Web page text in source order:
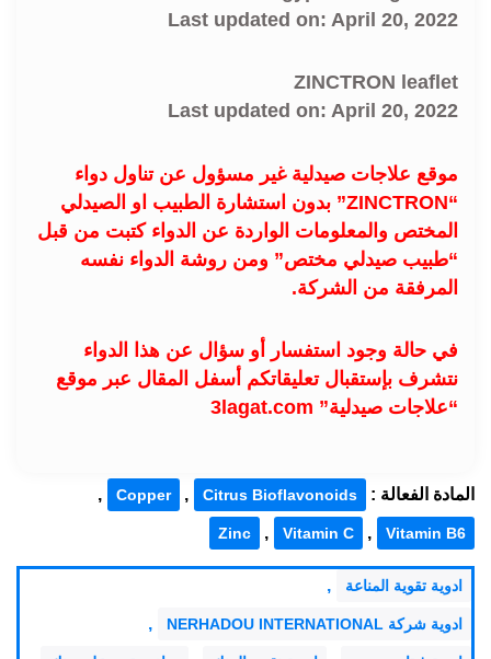
Last updated on: April 20, 2022
ZINCTRON leaflet
Last updated on: April 20, 2022
موقع علاجات صيدلية غير مسؤول عن تناول دواء
“ZINCTRON” بدون استشارة الطبيب او الصيدلي
المختص والمعلومات الواردة عن الدواء كتبت من قبل
“طبيب صيدلي مختص” ومن روشة الدواء نفسه
المرفقة من الشركة.
في حالة وجود استفسار أو سؤال عن هذا الدواء
نتشرف بإستقبال تعليقاتكم أسفل المقال عبر موقع
“علاجات صيدلية” 3lagat.com
المادة الفعالة : Citrus Bioflavonoids
,
Copper
,
Vitamin B6
,
Vitamin C
,
Zinc
ادوية تقوية المناعة ,
ادوية شركة NERHADOU INTERNATIONAL ,